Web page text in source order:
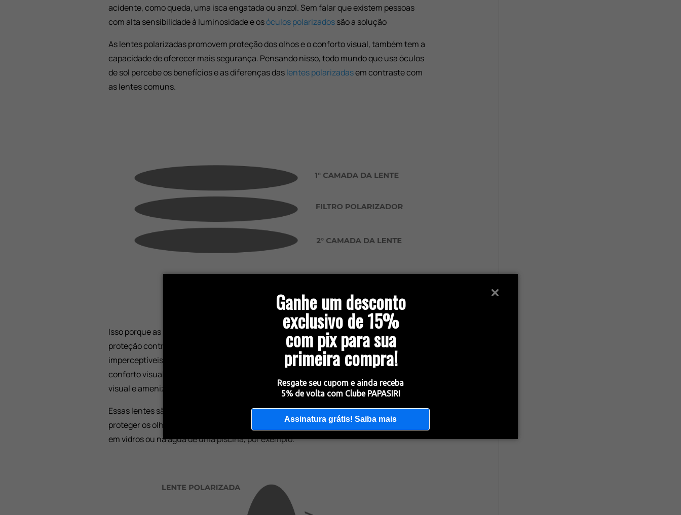
Ganhe um desconto
exclusivo de 15%
com pix para sua
primeira compra!
Resgate seu cupom e ainda receba
5% de volta com Clube PAPASIRI
Assinatura grátis! Saiba mais
acidente, como queda, uma isca engatada ou anzol. Sem falar que existem pessoas
com alta sensibilidade à luminosidade e osóculos polarizadossão a solução
As lentes polarizadas promovem proteção dos olhos e o conforto visual, também tem a
capacidade de oferecer mais segurança. Pensando nisso, todo mundo que usa óculos
de sol percebe os benefícios e as diferenças daslentes polarizadasem contraste com
as lentes comuns.
Isso porque as
contam com uma película extra e oferecerem 100% de
proteção contra
. Assim, o reflexo dos raios solares se tornam quase
imperceptíveis, d
iminui o impacto da luz e reflexo nos olhos, assim, elas trazem mais
conforto visual para quem as usa. Tornam as imagens mais nítidas, causando alívio
visual e amenizando o desconforto dos raios ultravioleta (UVA ou UVB).
Essas lentes são ideais para dias de sol forte, pois contam com um filtro que ajuda a
proteger os olhos de luzes com grande intensidade. São úteis contra os reflexos do sol
em vidros ou na água de uma piscina, por exemplo.